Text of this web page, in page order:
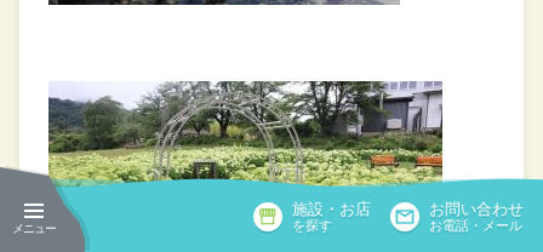
施設・お店
を探す
お問い合わせ
お電話・メール